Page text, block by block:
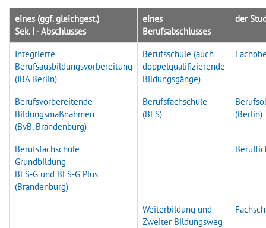
eines (ggf. gleichgest.)
Sek. I - Abschlusses
eines
Berufsabschlusses
der
Integrierte
Berufsausbildungsvorbereitung
(IBA Berlin)
Berufsschule (auch
doppelqualifizierende
Bildungsgänge)
Berufsvorbereitende
Bildungsmaßnahmen
(BvB, Brandenburg)
Berufsfachschule
(BFS)
(Berlin)
Berufsfachschule
Grundbildung
BFS-G und BFS-G Plus
(Brandenburg)
Weiterbildung und
Zweiter Bildungsweg